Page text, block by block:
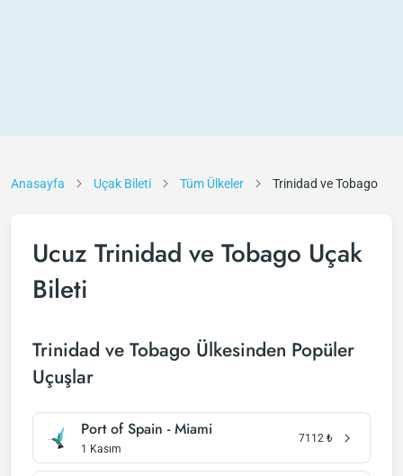
Anasayfa Uçak Bileti Tüm Ülkeler Trinidad ve Tobago
Ucuz Trinidad ve Tobago Uçak
Bileti
Trinidad ve Tobago Ülkesinden Popüler
Uçuşlar
Port of Spain - Miami
1 Kasım
7112 ₺